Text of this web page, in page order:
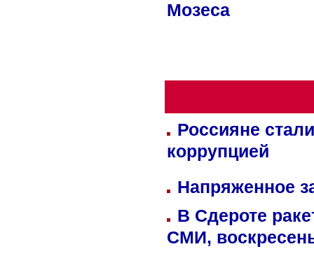
Мозеса
Россияне
коррупцией
Напряженное
В Сдероте
СМИ,